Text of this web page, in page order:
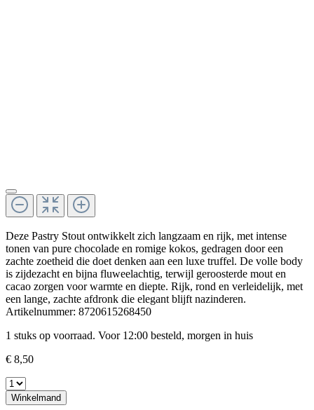
Deze Pastry Stout ontwikkelt zich langzaam en rijk, met intense
tonen van pure chocolade en romige kokos, gedragen door een
zachte zoetheid die doet denken aan een luxe truffel. De volle body
is zijdezacht en bijna fluweelachtig, terwijl geroosterde mout en
cacao zorgen voor warmte en diepte. Rijk, rond en verleidelijk, met
een lange, zachte afdronk die elegant blijft nazinderen.
Artikelnummer: 8720615268450
1 stuks op voorraad. Voor 12:00 besteld, morgen in huis
€ 8,50
Winkelmand